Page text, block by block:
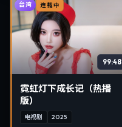
台湾 连载中
99:48
霓虹灯下成长记（热播
版）
电视剧 2025